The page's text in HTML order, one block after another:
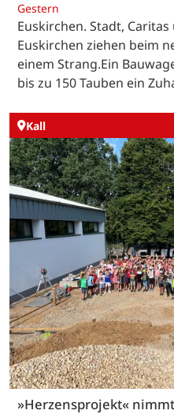
Gestern
Euskirchen. Stadt,
Euskirchen ziehen beim
einem Strang.Ein
bis zu 150 Tauben ein
Kall
»Herzensprojekt«